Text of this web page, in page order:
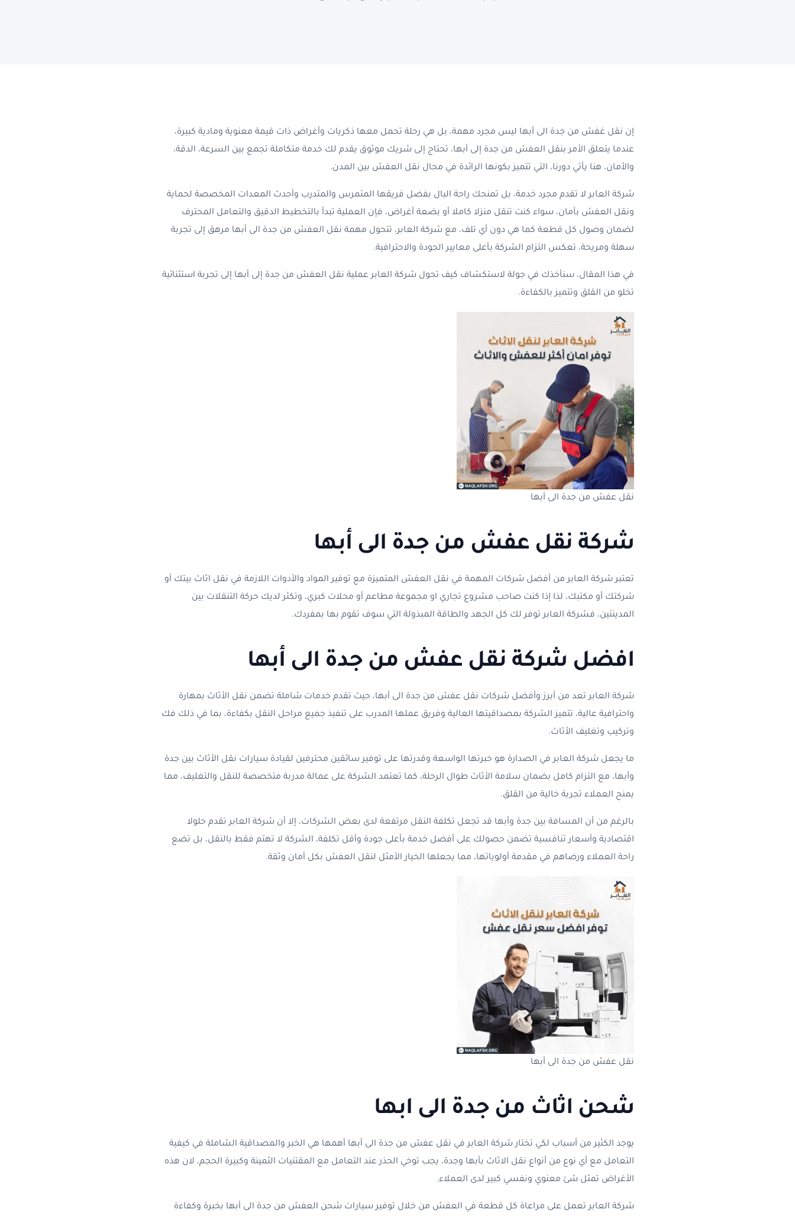
نقل عفش من الدمام الى أبها
إن نقل عَفش من جدة الى أبها ليس مجرد مهمة، بل هي رحلة تحمل معها ذكريات وأغراض ذات قيمة معنوية ومادية كبيرة،
عندما يتعلق الأمر بنقل العفش من جدة إلى أبها، تحتاج إلى شريك موثوق يقدم لك خدمة متكاملة تجمع بين السرعة، الدقة،
والأمان، هنا يأتي دورنا، التي تتميز بكونها الرائدة في مجال نقل العفش بين المدن.
شركة العابر لا تقدم مجرد خدمة، بل تمنحك راحة البال بفضل فريقها المتمرس والمتدرب وأحدث المعدات المخصصة لحماية
ونقل العفش بأمان، سواء كنت تنقل منزلا كاملا أو بضعة أغراض، فإن العملية تبدأ بالتخطيط الدقيق والتعامل المحترف
لضمان وصول كل قطعة كما هي دون أي تلف، مع شركة العابر، تتحول مهمة نقل العفش من جدة الى أبها مرهق إلى تجربة
سهلة ومريحة، تعكس التزام الشركة بأعلى معايير الجودة والاحترافية.
في هذا المقال، سنأخذك في جولة لاستكشاف كيف تحول شركة العابر عملية نقل العفش من جدة إلى أبها إلى تجربة استثنائية
تخلو من القلق وتتميز بالكفاءة.
نقل عفش من جدة الى أبها
شركة نقل عفش من جدة الى أبها
تعتبر شركة العابر من أفضل شركات المهمة في نقل العفش المتميزة مع توفير المواد والأدوات اللازمة في نقل اثاث بيتك أو
شركتك أو مكتبك، لذا إذا كنت صاحب مشروع تجاري او مجموعة مطاعم أو محلات كبري، وتكثر لديك حركة التنقلات بين
المدينتين، فشركة العابر توفر لك كل الجهد والطاقة المبذولة التي سوف تقوم بها بمفردك.
افضل شركة نقل عفش من جدة الى أبها
شركة العابر تعد من أبرز وأفضل شركات نقل عفش من جدة الى أبها، حيث تقدم خدمات شاملة تضمن نقل الأثاث بمهارة
واحترافية عالية، تتميز الشركة بمصداقيتها العالية وفريق عملها المدرب على تنفيذ جميع مراحل النقل بكفاءة، بما في ذلك فك
وتركيب وتغليف الأثاث.
ما يجعل شركة العابر في الصدارة هو خبرتها الواسعة وقدرتها على توفير سائقين محترفين لقيادة سيارات نقل الأثاث بين جدة
وأبها، مع التزام كامل بضمان سلامة الأثاث طوال الرحلة، كما تعتمد الشركة على عمالة مدربة متخصصة للنقل والتغليف، مما
يمنح العملاء تجربة خالية من القلق.
بالرغم من أن المسافة بين جدة وأبها قد تجعل تكلفة النقل مرتفعة لدى بعض الشركات، إلا أن شركة العابر تقدم حلولا
اقتصادية وأسعار تنافسية تضمن حصولك على أفضل خدمة بأعلى جودة وأقل تكلفة، الشركة لا تهتم فقط بالنقل، بل تضع
راحة العملاء ورضاهم في مقدمة أولوياتها، مما يجعلها الخيار الأمثل لنقل العفش بكل أمان وثقة.
نقل عفش من جدة الى أبها
شحن اثاث من جدة الى ابها
يوجد الكثير من أسباب لكي تختار شركة العابر في نقل عفش من جدة الى أبها أهمها هي الخبر والمصداقية الشاملة في كيفية
التعامل مع أي نوع من أنواع نقل الاثاث بأبها وجدة، يجب توخي الحذر عند التعامل مع المقتنيات الثمينة وكبيرة الحجم، لان هذه
الأغراض تمثل شئ معنوي ونفسي كبير لدى العملاء.
شركة العابر تعمل على مراعاة كل قطعة في العفش من خلال توفير سيارات شحن العفش من جدة الى أبها بخبرة وكفاءة